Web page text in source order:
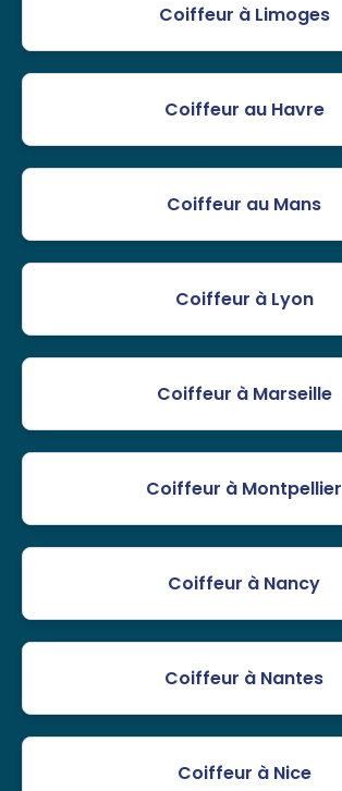
Coiffeur à Limoges
Coiffeur au Havre
Coiffeur au Mans
Coiffeur à Lyon
Coiffeur à Marseille
Coiffeur à Montpellier
Coiffeur à Nancy
Coiffeur à Nantes
Coiffeur à Nice